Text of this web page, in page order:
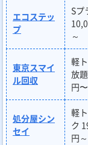
エコステッ
プ
Sプ
～
東京スマイ
ル回収
軽
放
円〜
処分屋シン
セイ
軽
ク
円～